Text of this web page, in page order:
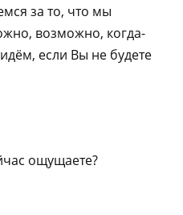
за то, что мы
возможно, когда-
если Вы не будете
ощущаете?